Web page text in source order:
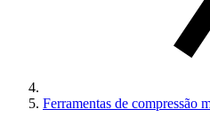
Ferramentas de compressão